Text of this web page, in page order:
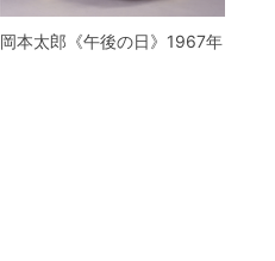
岡本太郎《午後の日》1967年